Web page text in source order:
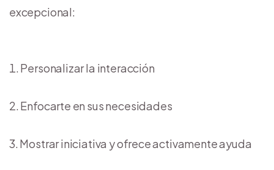
excepcional:
Personalizar la interacción
Enfocarte en sus necesidades
Mostrar iniciativa y ofrece activamente ayuda